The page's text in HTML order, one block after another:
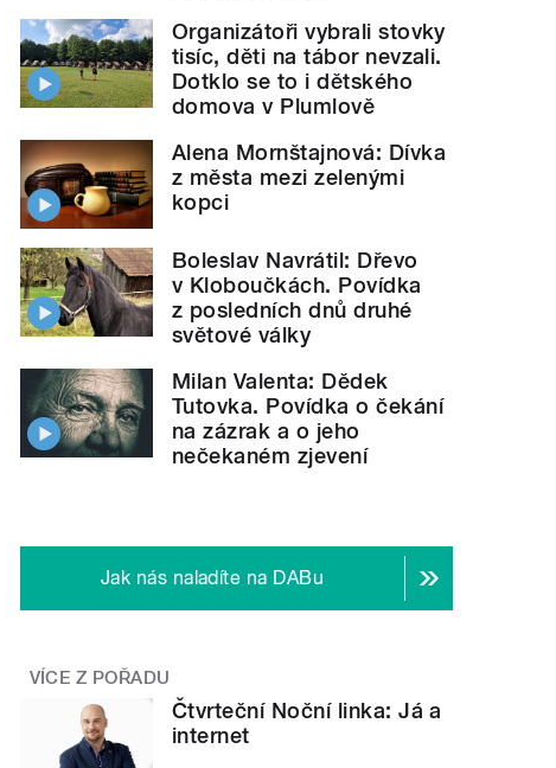
Organizátoři vybrali stovky
tisíc, děti na tábor nevzali.
Dotklo se to i dětského
domova v Plumlově
Alena Mornštajnová: Dívka
z města mezi zelenými
kopci
Boleslav Navrátil: Dřevo
v Kloboučkách. Povídka
z posledních dnů druhé
světové války
Milan Valenta: Dědek
Tutovka. Povídka o čekání
na zázrak a o jeho
nečekaném zjevení
Jak nás naladíte na DABu
VÍCE Z POŘADU
Čtvrteční Noční linka: Já a
internet